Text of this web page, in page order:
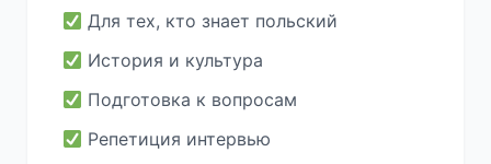
Для тех, кто знает польский
История и культура
Подготовка к вопросам
Репетиция интервью